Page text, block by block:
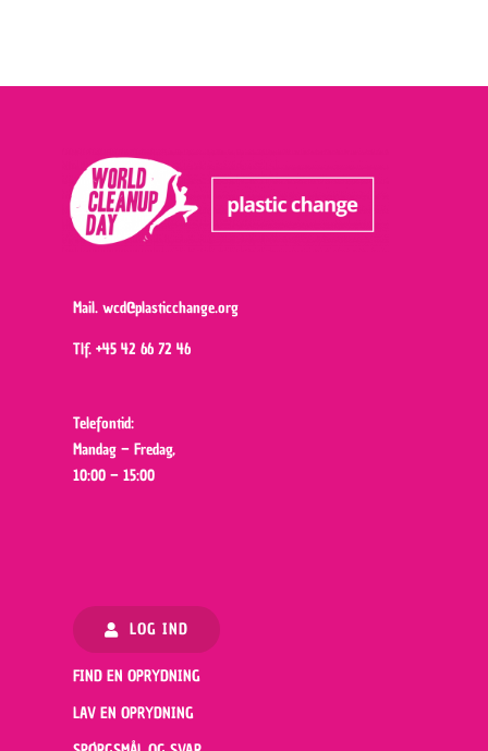
Mail.wcd@plasticchange.org
Tlf.+45 42 66 72 46
Telefontid:
Mandag – Fredag,
10:00 – 15:00
LOG IND
FIND EN OPRYDNING
LAV EN OPRYDNING